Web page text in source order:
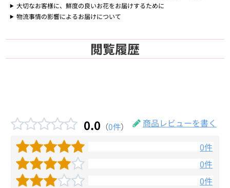
大切なお客様に、鮮度の良いお花をお届けするために
物流事情の影響によるお届けについて
閲覧履歴
0.0 （0件）
商品レビューを書く
0件
0件
0件